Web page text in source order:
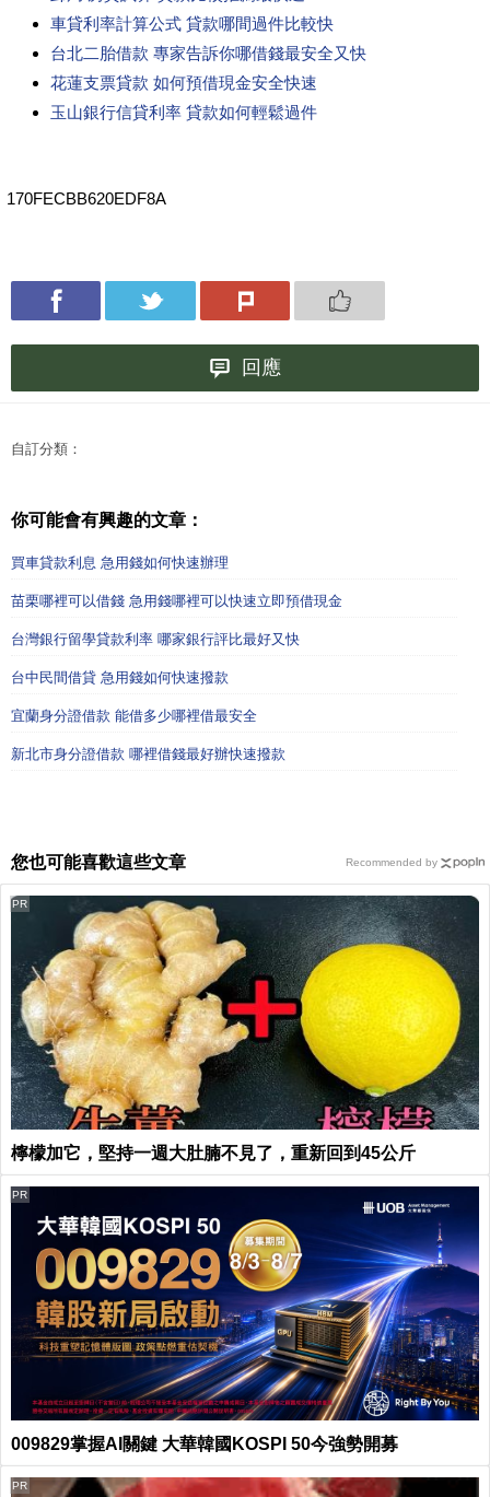
車貸利率計算公式 貸款哪間過件比較快
台北二胎借款 專家告訴你哪借錢最安全又快
花蓮支票貸款 如何預借現金安全快速
玉山銀行信貸利率 貸款如何輕鬆過件
170FECBB620EDF8A
回應
自訂分類：
你可能會有興趣的文章：
買車貸款利息 急用錢如何快速辦理
苗栗哪裡可以借錢 急用錢哪裡可以快速立即預借現金
台灣銀行留學貸款利率 哪家銀行評比最好又快
台中民間借貸 急用錢如何快速撥款
宜蘭身分證借款 能借多少哪裡借最安全
新北市身分證借款 哪裡借錢最好辦快速撥款
您也可能喜歡這些文章
檸檬加它，堅持一週大肚腩不見了，重新回到45公斤
PR
009829掌握AI關鍵 大華韓國KOSPI 50今強勢開募
PR
PR
Recommended by